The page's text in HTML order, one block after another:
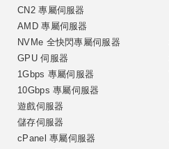
CN2 專屬伺服器
AMD 專屬伺服器
NVMe 全快閃專屬伺服器
GPU 伺服器
1Gbps 專屬伺服器
10Gbps 專屬伺服器
遊戲伺服器
儲存伺服器
cPanel 專屬伺服器